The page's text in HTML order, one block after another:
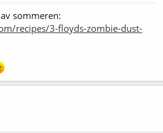
sommeren:
recipes/3-floyds-zombie-dust-